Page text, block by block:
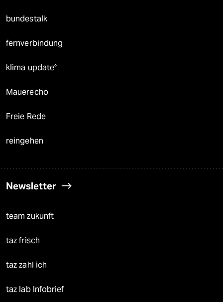
bundestalk
fernverbindung
klima update°
Mauerecho
Freie Rede
reingehen
Newsletter
team zukunft
taz frisch
taz zahl ich
taz lab Infobrief